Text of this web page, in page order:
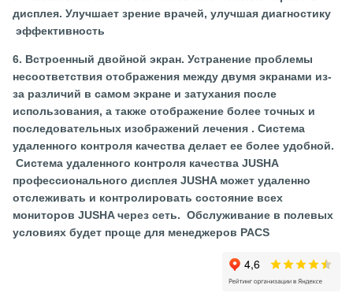
дисплея. Улучшает зрение врачей, улучшая диагностику
эффективность
6. Встроенный двойной экран. Устранение проблемы
несоответствия отображения между двумя экранами из-
за различий в самом экране и затухания после
использования, а также отображение более точных и
последовательных изображений лечения . Система
удаленного контроля качества делает ее более удобной.
Система удаленного контроля качества JUSHA
профессионального дисплея JUSHA может удаленно
отслеживать и контролировать состояние всех
мониторов JUSHA через сеть. Обслуживание в полевых
условиях будет проще для менеджеров PACS